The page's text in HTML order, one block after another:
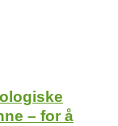
– for å